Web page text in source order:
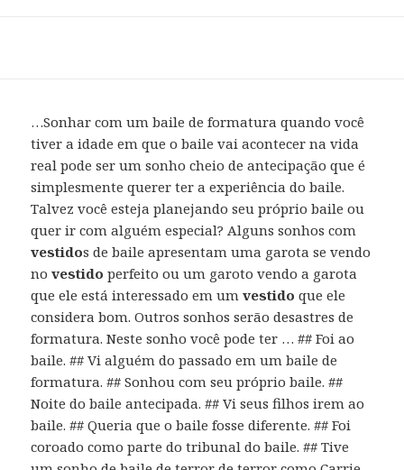
…Sonhar com um baile de formatura quando você
tiver a idade em que o baile vai acontecer na vida
real pode ser um sonho cheio de antecipação que é
simplesmente querer ter a experiência do baile.
Talvez você esteja planejando seu próprio baile ou
quer ir com alguém especial? Alguns sonhos com
vestidos de baile apresentam uma garota se vendo
novestido perfeito ou um garoto vendo a garota
que ele está interessado em umvestido que ele
considera bom. Outros sonhos serão desastres de
formatura. Neste sonho você pode ter … ## Foi ao
baile. ## Vi alguém do passado em um baile de
formatura. ## Sonhou com seu próprio baile. ##
Noite do baile antecipada. ## Vi seus filhos irem ao
baile. ## Queria que o baile fosse diferente. ## Foi
coroado como parte do tribunal do baile. ## Tive